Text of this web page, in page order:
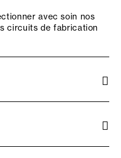
avec soin nos
circuits de fabrication